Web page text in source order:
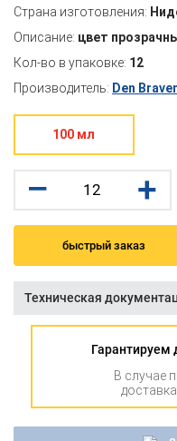
Страна изготовления:
Описание: цвет
Кол-во в упаковке: 12
Производитель: Den
100 мл
– +
быстрый заказ
Техническая
Гарантируем
В случае